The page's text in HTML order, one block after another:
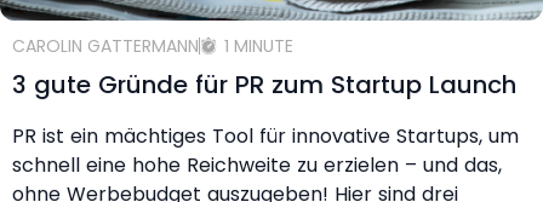
CAROLIN GATTERMANN 1 MINUTE
3 gute Gründe für PR zum Startup Launch
PR ist ein mächtiges Tool für innovative Startups, um
schnell eine hohe Reichweite zu erzielen – und das,
ohne Werbebudget auszugeben! Hier sind drei